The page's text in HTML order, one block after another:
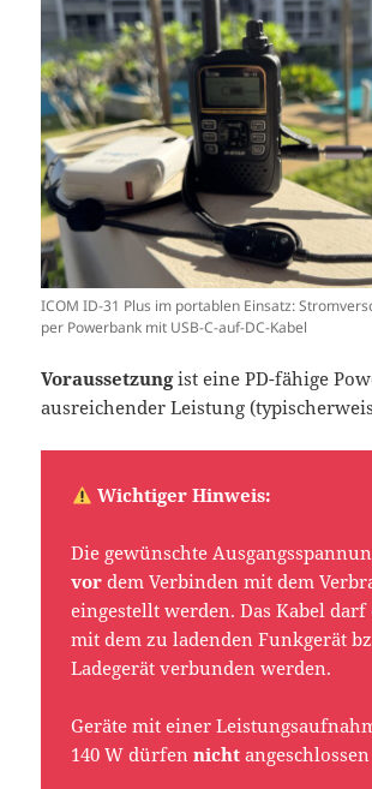
ICOM ID-31 Plus im portablen Einsatz:
per Powerbank mit USB-C-auf-DC-Kabel
Voraussetzungist eine PD-fähige
ausreichender Leistung
Wichtiger Hinweis:
Die gewünschte
vor dem Verbinden mit dem
eingestellt werden. Das Kabel
mit dem zu ladenden Funkgerät
Ladegerät verbunden werden.
Geräte mit einer
140 W dürfennicht